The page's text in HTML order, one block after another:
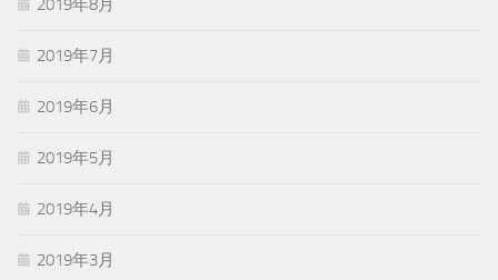
2019年8月
2019年7月
2019年6月
2019年5月
2019年4月
2019年3月